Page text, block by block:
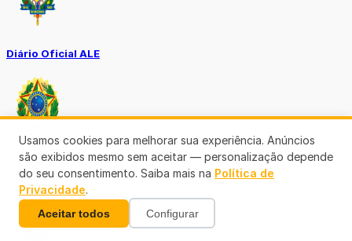
Diário Oficial ALE
Diário Oficial da União
Usamos cookies para melhorar sua experiência. Anúncios
são exibidos mesmo sem aceitar — personalização depende
do seu consentimento. Saiba mais na Política de
Privacidade.
Aceitar todos Configurar